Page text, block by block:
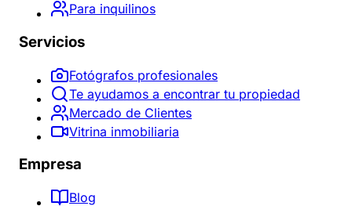
Para inquilinos
Servicios
Fotógrafos profesionales
Te ayudamos a encontrar tu propiedad
Mercado de Clientes
Vitrina inmobiliaria
Empresa
Blog